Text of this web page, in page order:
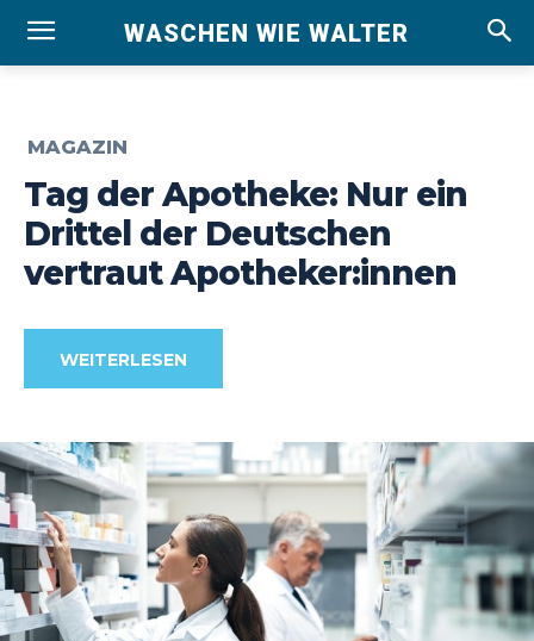
WASCHEN WIE WALTER
MAGAZIN
Tag der Apotheke: Nur ein
Drittel der Deutschen
vertraut Apotheker:innen
WEITERLESEN